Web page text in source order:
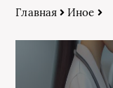
Главная Иное